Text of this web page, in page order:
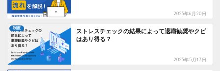
2023年6月20日
制度
ストレスチェックの結果によって退職勧奨やクビ
はあり得る？
2023年5月17日